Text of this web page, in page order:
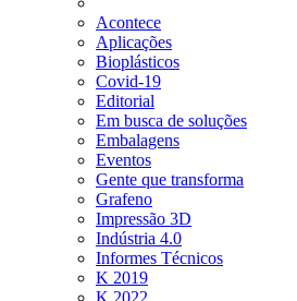
Acontece
Aplicações
Bioplásticos
Covid-19
Editorial
Em busca de soluções
Embalagens
Eventos
Gente que transforma
Grafeno
Impressão 3D
Indústria 4.0
Informes Técnicos
K 2019
K 2022